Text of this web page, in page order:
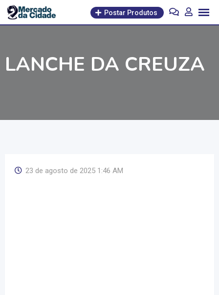
Pular
para
Postar Produtos
LANCHE DA CREUZA
23 de agosto de 2025 1:46 AM